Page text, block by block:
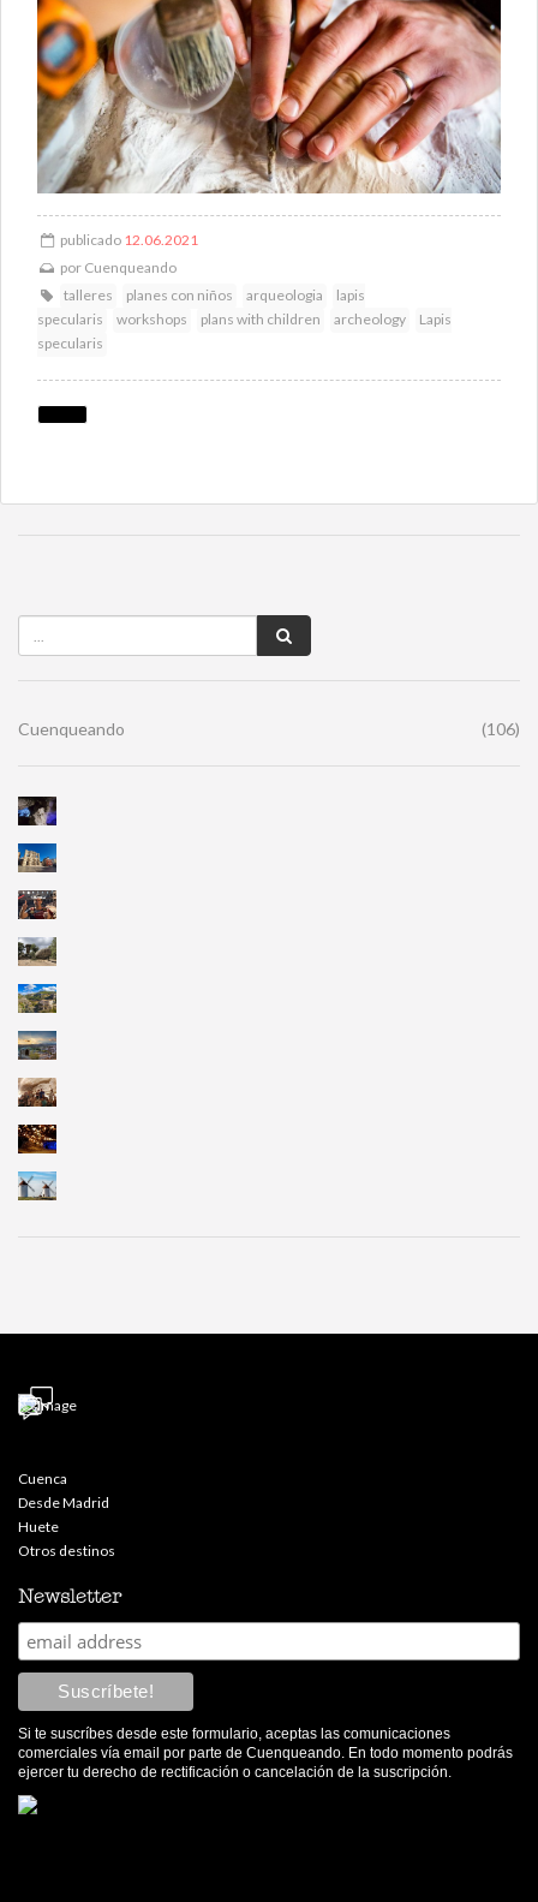
publicado 12.06.2021
por Cuenqueando
talleres
planes con niños arqueologia
lapis
specularis
workshops plans with children archeology
Lapis
specularis
Cuenqueando (106)
Cuenca
Desde Madrid
Huete
Otros destinos
Newsletter
Si te suscríbes desde este formulario, aceptas las comunicaciones
comerciales vía email por parte de Cuenqueando. En todo momento podrás
ejercer tu derecho de rectificación o cancelación de la suscripción.